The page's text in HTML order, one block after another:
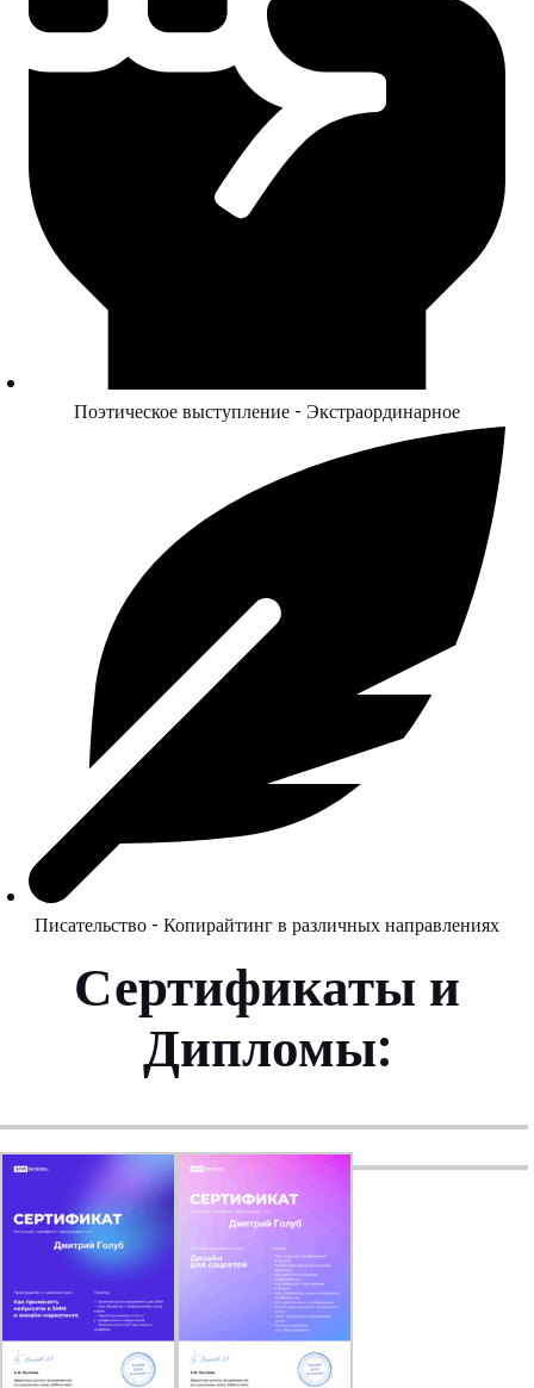
Поэтическое выступление - Экстраординарное
Писательство - Копирайтинг в различных направлениях
Сертификаты и
Дипломы: